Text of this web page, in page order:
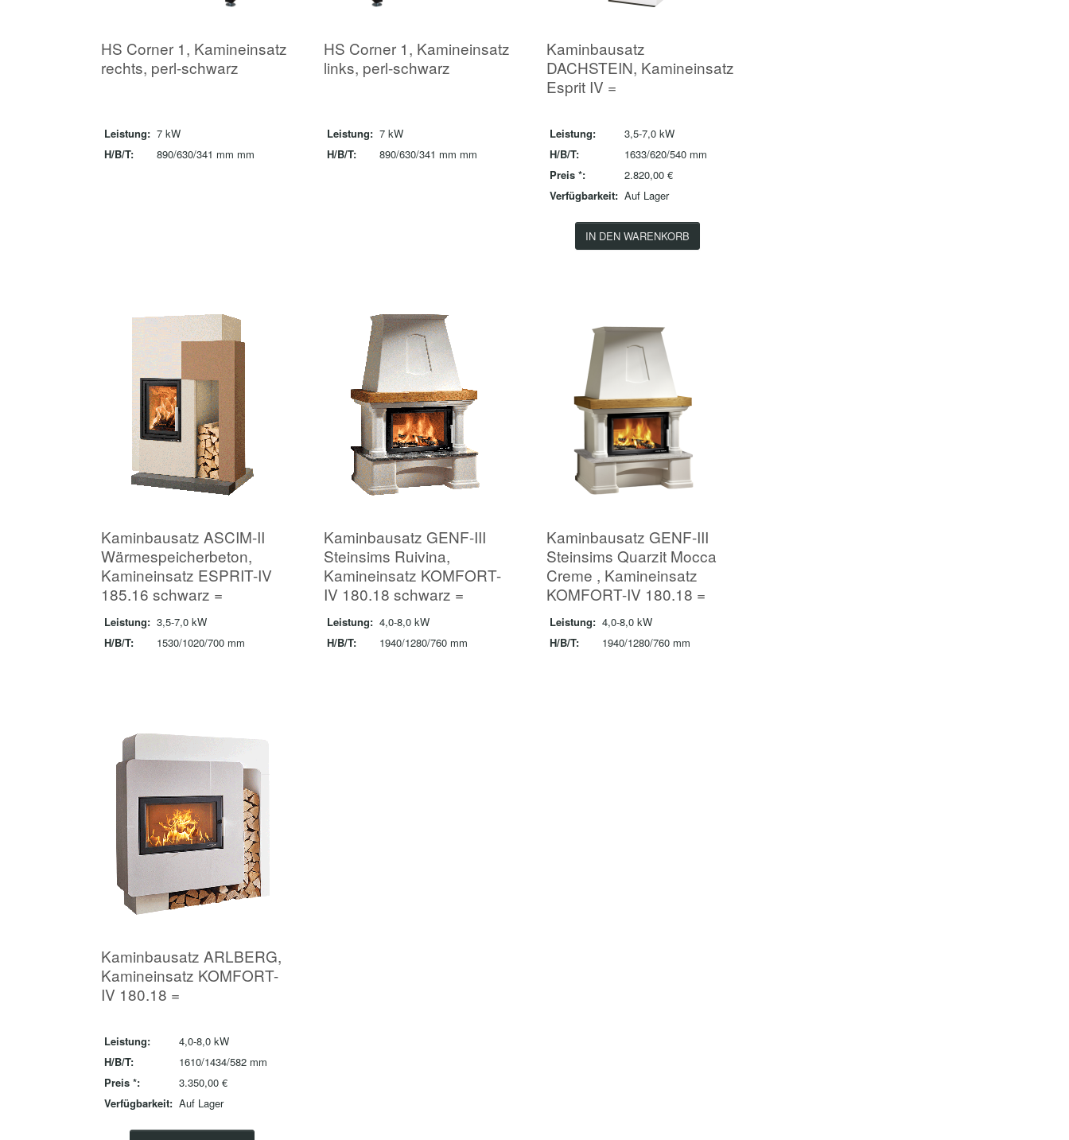
HS Corner 1, Kamineinsatz
rechts, perl-schwarz
Leistung: 7 kW
H/B/T:
890/630/341 mm mm
HS Corner 1, Kamineinsatz
links, perl-schwarz
Leistung: 7 kW
H/B/T:
890/630/341 mm mm
Kaminbausatz
DACHSTEIN, Kamineinsatz
Esprit IV =
Leistung:
3,5-7,0 kW
H/B/T:
1633/620/540 mm
Preis *:
2.820,00 €
Verfügbarkeit: Auf Lager
IN DEN WARENKORB
Kaminbausatz ASCIM-II
Wärmespeicherbeton,
Kamineinsatz ESPRIT-IV
185.16 schwarz =
Leistung: 3,5-7,0 kW
H/B/T:
1530/1020/700 mm
Kaminbausatz GENF-III
Steinsims Ruivina,
Kamineinsatz KOMFORT-
IV 180.18 schwarz =
Leistung: 4,0-8,0 kW
H/B/T:
1940/1280/760 mm
Kaminbausatz GENF-III
Steinsims Quarzit Mocca
Creme , Kamineinsatz
KOMFORT-IV 180.18 =
Leistung: 4,0-8,0 kW
H/B/T:
1940/1280/760 mm
Kaminbausatz ARLBERG,
Kamineinsatz KOMFORT-
IV 180.18 =
Leistung:
4,0-8,0 kW
H/B/T:
1610/1434/582 mm
Preis *:
3.350,00 €
Verfügbarkeit: Auf Lager